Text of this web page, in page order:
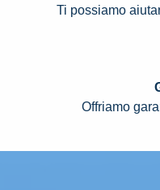
Ti possiamo
Offriamo